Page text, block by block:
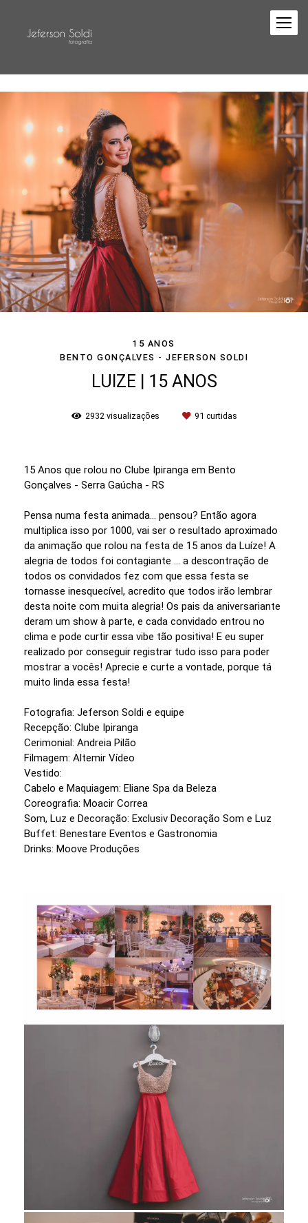
15 ANOS
BENTO GONÇALVES - JEFERSON SOLDI
LUIZE | 15 ANOS
2932 visualizações 91 curtidas
15 Anos que rolou no Clube Ipiranga em Bento
Gonçalves - Serra Gaúcha - RS
Pensa numa festa animada... pensou? Então agora
multiplica isso por 1000, vai ser o resultado aproximado
da animação que rolou na festa de 15 anos da Luíze! A
alegria de todos foi contagiante ... a descontração de
todos os convidados fez com que essa festa se
tornasse inesquecível, acredito que todos irão lembrar
desta noite com muita alegria! Os pais da aniversariante
deram um show à parte, e cada convidado entrou no
clima e pode curtir essa vibe tão positiva! E eu super
realizado por conseguir registrar tudo isso para poder
mostrar a vocês! Aprecie e curte a vontade, porque tá
muito linda essa festa!
Fotografia: Jeferson Soldi e equipe
Recepção: Clube Ipiranga
Cerimonial: Andreia Pilão
Filmagem: Altemir Vídeo
Vestido:
Cabelo e Maquiagem: Eliane Spa da Beleza
Coreografia: Moacir Correa
Som, Luz e Decoração: Exclusiv Decoração Som e Luz
Buffet: Benestare Eventos e Gastronomia
Drinks: Moove Produções